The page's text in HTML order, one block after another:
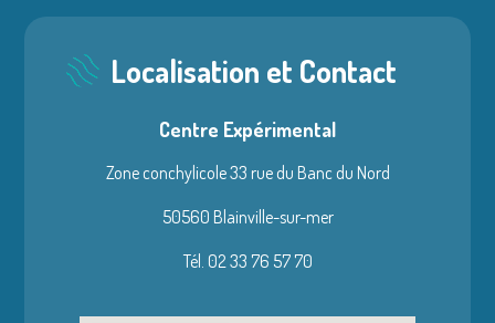
Localisation et Contact
Centre Expérimental
Zone conchylicole 33 rue du Banc du Nord
50560 Blainville-sur-mer
Tél. 02 33 76 57 70